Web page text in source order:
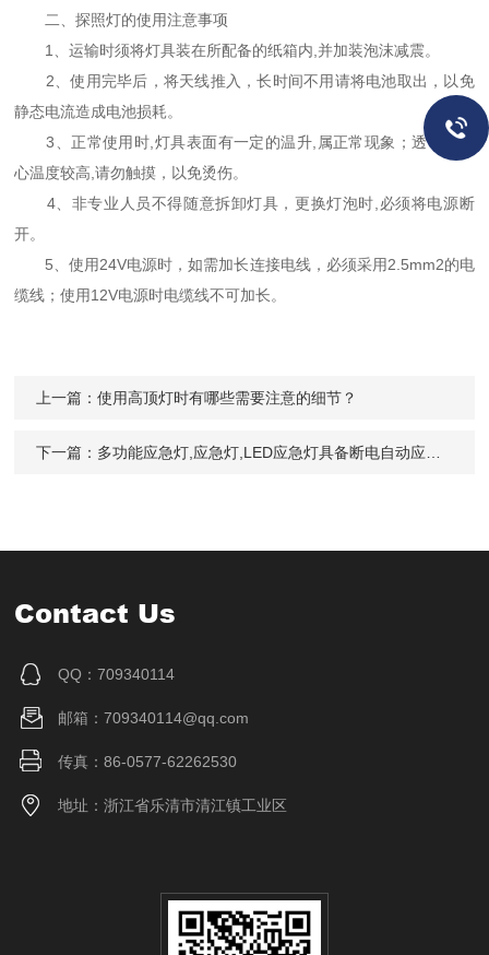
二、探照灯的使用注意事项
1、运输时须将灯具装在所配备的纸箱内,并加装泡沫减震。
2、使用完毕后，将天线推入，长时间不用请将电池取出，以免
静态电流造成电池损耗。
3、正常使用时,灯具表面有一定的温升,属正常现象；透明件中
心温度较高,请勿触摸，以免烫伤。
4、非专业人员不得随意拆卸灯具，更换灯泡时,必须将电源断
开。
5、使用24V电源时，如需加长连接电线，必须采用2.5mm2的电
缆线；使用12V电源时电缆线不可加长。
上一篇：使用高顶灯时有哪些需要注意的细节？
下一篇： 多功能应急灯,应急灯,LED应急灯具备断电自动应急照明等功能
Contact Us
QQ：709340114
邮箱：709340114@qq.com
传真：86-0577-62262530
地址：浙江省乐清市清江镇工业区